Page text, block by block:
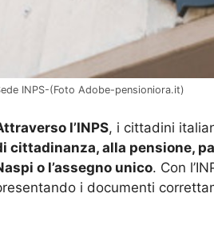
INPS-(Foto Adobe-pensioniora.it)
l’INPS, i cittadini
cittadinanza, alla pensione,
o l’assegno unico. Con
i documenti